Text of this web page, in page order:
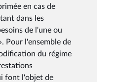
en cas de
dans les
de l'une ou
Pour l'ensemble de
du régime
font l'objet de